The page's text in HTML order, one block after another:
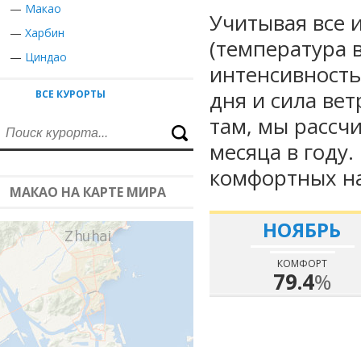
— Макао
— Харбин
— Циндао
ВСЕ КУРОРТЫ
МАКАО НА КАРТЕ МИРА
Учитывая все
(температура
дня и сила
там, мы
месяца в
комфортных
НОЯБРЬ
КОМФОРТ
79.4%